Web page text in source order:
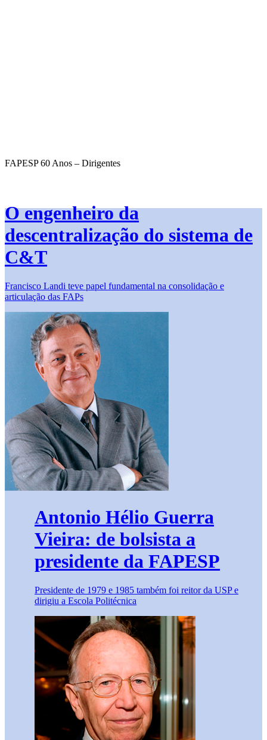
FAPESP 60 Anos – Dirigentes
O engenheiro da
descentralização do sistema de
C&T
Francisco Landi teve papel fundamental na consolidação e
articulação das FAPs
Antonio Hélio Guerra
Vieira: de bolsista a
presidente da FAPESP
Presidente de 1979 e 1985 também foi reitor da USP e
dirigiu a Escola Politécnica